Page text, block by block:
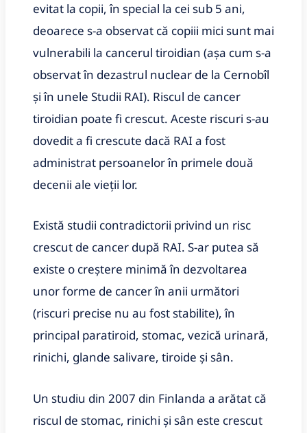
evitat la copii, în special la cei sub 5 ani,
deoarece s-a observat că copiii mici sunt mai
vulnerabili la cancerul tiroidian (așa cum s-a
observat în dezastrul nuclear de la Cernobîl
și în unele Studii RAI). Riscul de cancer
tiroidian poate fi crescut. Aceste riscuri s-au
dovedit a fi crescute dacă RAI a fost
administrat persoanelor în primele două
decenii ale vieții lor.
Există studii contradictorii privind un risc
crescut de cancer după RAI. S-ar putea să
existe o creștere minimă în dezvoltarea
unor forme de cancer în anii următori
(riscuri precise nu au fost stabilite), în
principal paratiroid, stomac, vezică urinară,
rinichi, glande salivare, tiroide și sân.
Un studiu din 2007 din Finlanda a arătat că
riscul de stomac, rinichi și sân este crescut